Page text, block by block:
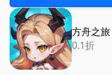
方舟之旅
0.1折